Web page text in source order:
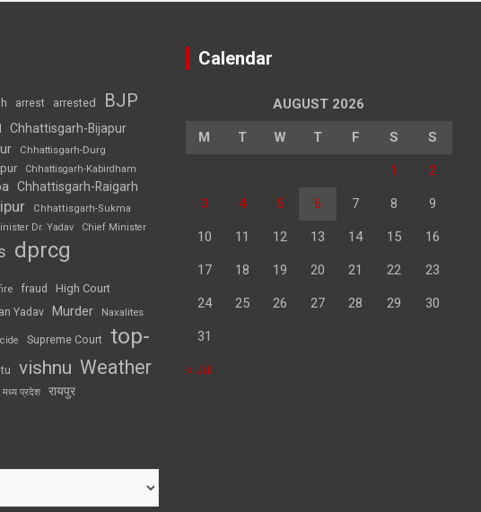
arrest arrested BJP
Chhattisgarh-Bijapur
Chhattisgarh-Durg
Chhattisgarh-Kabirdham
Chhattisgarh-Raigarh
Chhattisgarh-Sukma
Dr. Yadav Chief Minister
dprcg
fraud High Court
Yadav Murder Naxalites
Supreme Court top-
vishnu Weather
मध्य प्रदेश रायपुर
Calendar
AUGUST 2026
M T W T F S S
1 2
3 4 5 6 7 8 9
10 11 12 13 14 15 16
17 18 19 20 21 22 23
24 25 26 27 28 29 30
31
« Jul